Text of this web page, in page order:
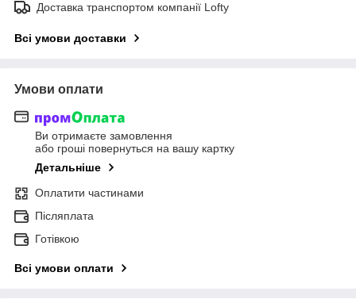
Доставка транспортом компанії Lofty
Всі умови доставки
Умови оплати
Ви отримаєте замовлення
або гроші повернуться на вашу картку
Детальніше
Оплатити частинами
Післяплата
Готівкою
Всі умови оплати